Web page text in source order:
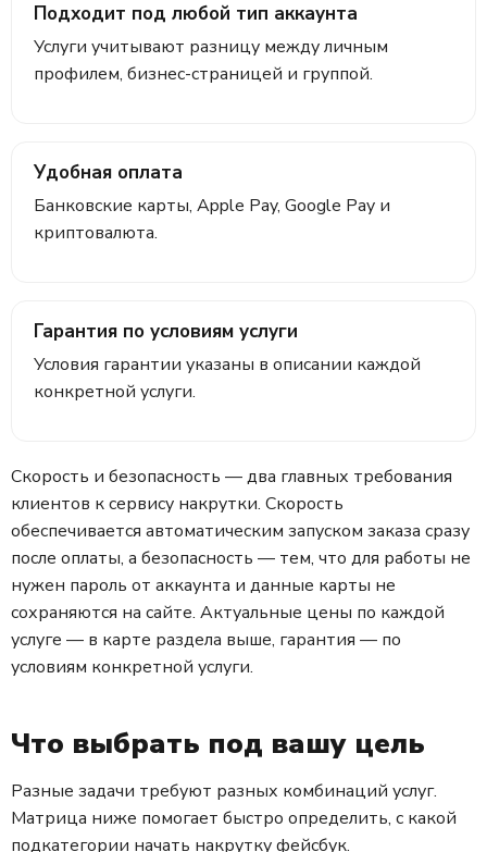
Подходит под любой тип аккаунта
Услуги учитывают разницу между личным
профилем, бизнес-страницей и группой.
Удобная оплата
Банковские карты, Apple Pay, Google Pay и
криптовалюта.
Гарантия по условиям услуги
Условия гарантии указаны в описании каждой
конкретной услуги.
Скорость и безопасность — два главных требования
клиентов к сервису накрутки. Скорость
обеспечивается автоматическим запуском заказа сразу
после оплаты, а безопасность — тем, что для работы не
нужен пароль от аккаунта и данные карты не
сохраняются на сайте. Актуальные цены по каждой
услуге — в карте раздела выше, гарантия — по
условиям конкретной услуги.
Что выбрать под вашу цель
Разные задачи требуют разных комбинаций услуг.
Матрица ниже помогает быстро определить, с какой
подкатегории начать накрутку фейсбук.